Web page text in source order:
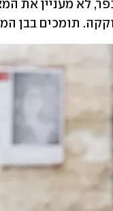
תומכים בבן